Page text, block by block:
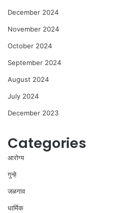
December 2024
November 2024
October 2024
September 2024
August 2024
July 2024
December 2023
Categories
आरोग्य
गुन्हे
जळगाव
धार्मिक